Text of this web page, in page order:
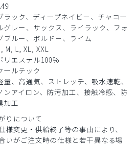
心地で満足です。サイズは通常サイズ
クラブトップス・クールテック/デ
ラック、ディープネイビー、チャコー
グレー、サックス、ライラック、フォ
ブルー、ボルドー、ライム
M, L, XL, XXL
リエステル100%
ールテック
量、高通気、ストレッチ、吸水速乾、
ンアイロン、防汚加工、接触冷感、防
加工
りについて
様変更・供給終了等の事由により、
いがご注文時の仕様と若干異なる場